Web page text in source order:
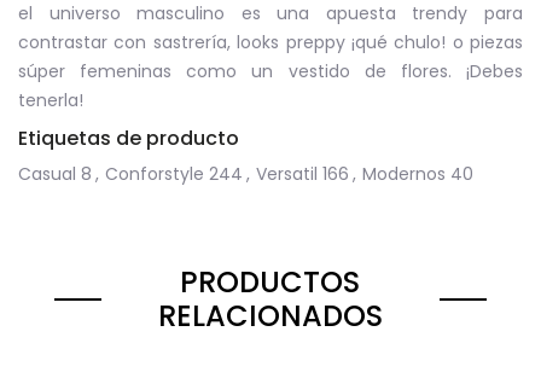
el universo masculino es una apuesta trendy para
contrastar con sastrería, looks preppy ¡qué chulo! o piezas
súper femeninas como un vestido de flores. ¡Debes
tenerla!
Etiquetas de producto
Casual 8 , Conforstyle 244 , Versatil 166 , Modernos 40
PRODUCTOS
RELACIONADOS